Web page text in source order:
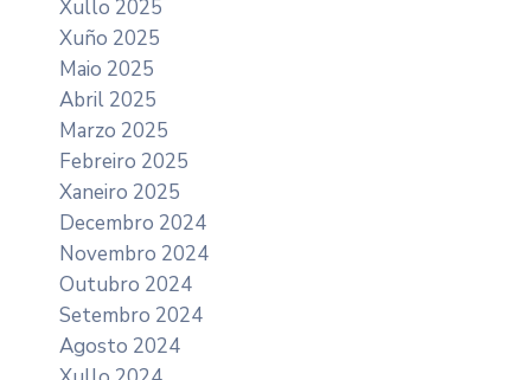
Xullo 2025
Xuño 2025
Maio 2025
Abril 2025
Marzo 2025
Febreiro 2025
Xaneiro 2025
Decembro 2024
Novembro 2024
Outubro 2024
Setembro 2024
Agosto 2024